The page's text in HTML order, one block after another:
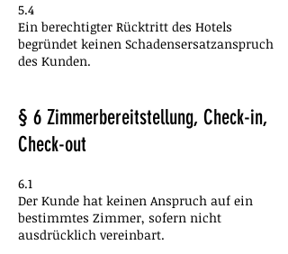
5.4
Ein berechtigter Rücktritt des Hotels
begründet keinen Schadensersatzanspruch
des Kunden.
§ 6 Zimmerbereitstellung, Check-in,
Check-out
6.1
Der Kunde hat keinen Anspruch auf ein
bestimmtes Zimmer, sofern nicht
ausdrücklich vereinbart.